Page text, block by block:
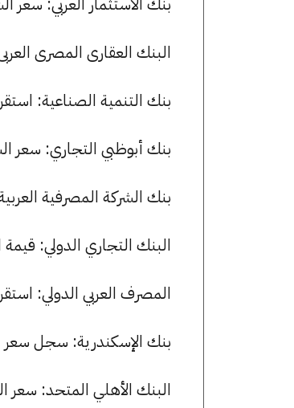
البنك العقارى المصرى العربى: شراء اليورو بسعر
بنك التنمية الصناعية: استقر سعر اليورو
بنك أبوظبي التجاري: سعر الشراء لعملة اليورو هو
بنك الشركة المصرفية العربية الدولية: سجل
البنك التجاري الدولي: قيمة اليورو للشراء هي
المصرف العربي الدولي: استقر سعر اليورو
بنك الإسكندرية: سجل سعر اليورو 53.99 جنيها للشراء و
البنك الأهلي المتحد: سعر الشراء لعملة اليورو